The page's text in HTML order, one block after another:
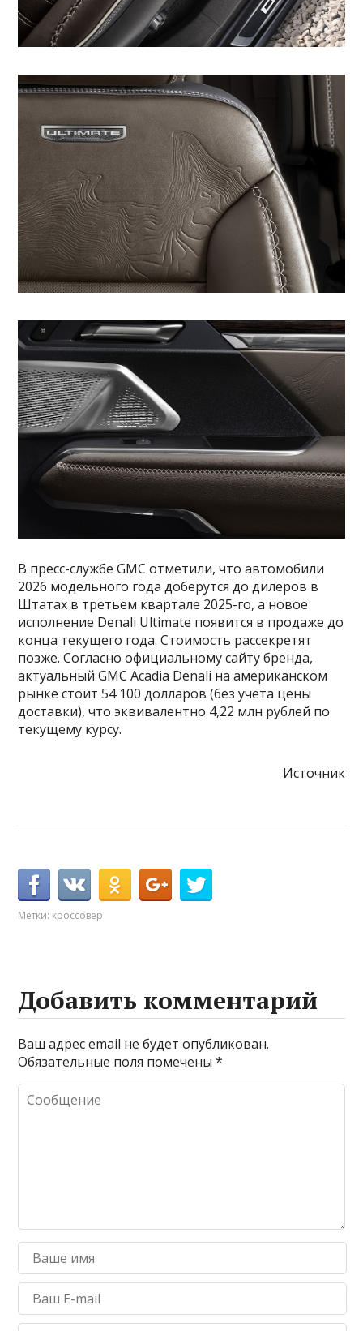
В пресс-службе GMC отметили, что автомобили
2026 модельного года доберутся до дилеров в
Штатах в третьем квартале 2025-го, а новое
исполнение Denali Ultimate появится в продаже до
конца текущего года. Стоимость рассекретят
позже. Согласно официальному сайту бренда,
актуальный GMC Acadia Denali на американском
рынке стоит 54 100 долларов (без учёта цены
доставки), что эквивалентно 4,22 млн рублей по
текущему курсу.
Источник
Метки: кроссовер
Добавить комментарий
Ваш адрес email не будет опубликован.
Обязательные поля помечены*